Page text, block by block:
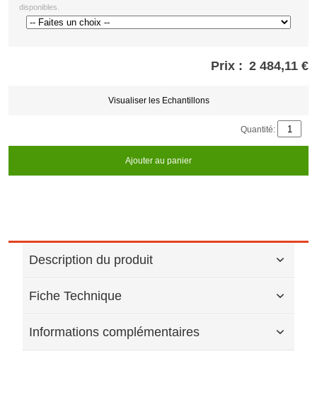
disponibles.
Prix : 2 484,11 €
Visualiser les Echantillons
Quantité:
Ajouter au panier
Description du produit
Fiche Technique
Informations complémentaires